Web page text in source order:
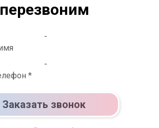
перезвоним
Заказать звонок